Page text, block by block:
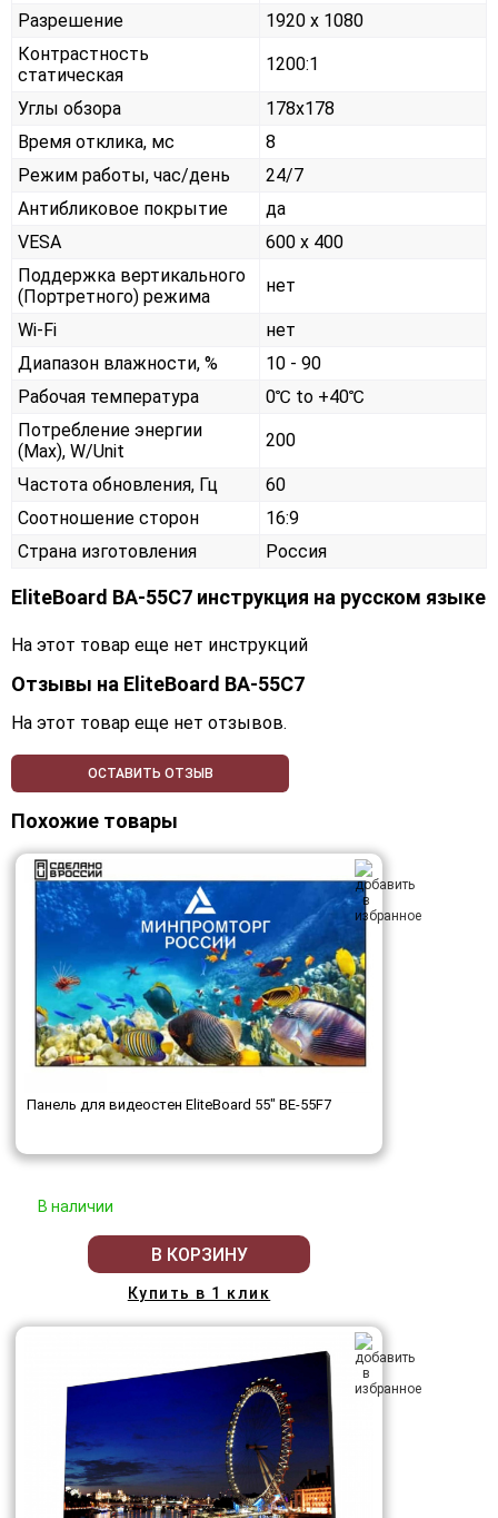
Разрешение
1920 x 1080
Контрастность
статическая
1200:1
Углы обзора
178x178
Время отклика, мс
8
Режим работы, час/день
24/7
Антибликовое покрытие
да
VESA
600 x 400
Поддержка вертикального
(Портретного) режима
нет
Wi-Fi
нет
Диапазон влажности, %
10 - 90
Рабочая температура
0℃ to +40℃
Потребление энергии
(Max), W/Unit
200
Частота обновления, Гц
60
Соотношение сторон
16:9
Страна изготовления
Россия
EliteBoard BA-55C7 инструкция на русском языке
На этот товар еще нет инструкций
Отзывы на EliteBoard BA-55C7
На этот товар еще нет отзывов.
ОСТАВИТЬ ОТЗЫВ
Похожие товары
Панель для видеостен EliteBoard 55" BE-55F7
В наличии
В КОРЗИНУ
Купить в 1 клик